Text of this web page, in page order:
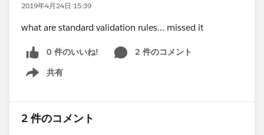
2019年4月24日 15:39
what are standard validation rules... missed it
0 件のいいね!
2 件のコメント
共有
Show menu
2 件のコメント